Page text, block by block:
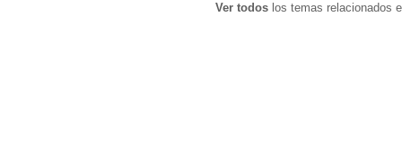
Ver todos los temas relacionados